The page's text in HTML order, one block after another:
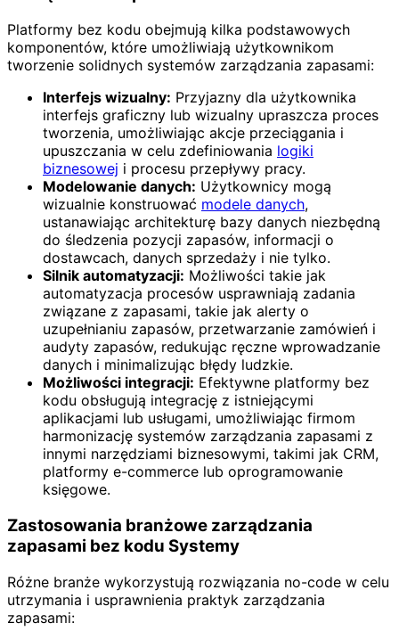
Platformy bez kodu obejmują kilka podstawowych
komponentów, które umożliwiają użytkownikom
tworzenie solidnych systemów zarządzania zapasami:
Interfejs wizualny: Przyjazny dla użytkownika
interfejs graficzny lub wizualny upraszcza proces
tworzenia, umożliwiając akcje przeciągania i
upuszczania w celu zdefiniowania logiki
biznesowej i procesu przepływy pracy.
Modelowanie danych: Użytkownicy mogą
wizualnie konstruować modele danych,
ustanawiając architekturę bazy danych niezbędną
do śledzenia pozycji zapasów, informacji o
dostawcach, danych sprzedaży i nie tylko.
Silnik automatyzacji: Możliwości takie jak
automatyzacja procesów usprawniają zadania
związane z zapasami, takie jak alerty o
uzupełnianiu zapasów, przetwarzanie zamówień i
audyty zapasów, redukując ręczne wprowadzanie
danych i minimalizując błędy ludzkie.
Możliwości integracji: Efektywne platformy bez
kodu obsługują integrację z istniejącymi
aplikacjami lub usługami, umożliwiając firmom
harmonizację systemów zarządzania zapasami z
innymi narzędziami biznesowymi, takimi jak CRM,
platformy e-commerce lub oprogramowanie
księgowe.
Zastosowania branżowe zarządzania
zapasami bez kodu Systemy
Różne branże wykorzystują rozwiązania no-code w celu
utrzymania i usprawnienia praktyk zarządzania
zapasami: